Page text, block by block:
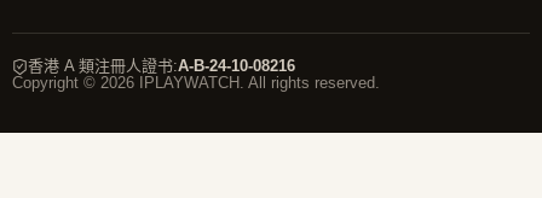
香港 A 類注冊人證书:A-B-24-10-08216
Copyright © 2026 IPLAYWATCH. All rights reserved.